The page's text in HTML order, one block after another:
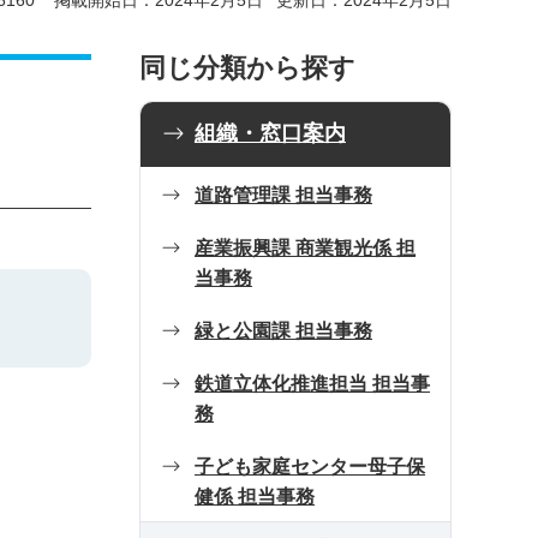
同じ分類から探す
組織・窓口案内
道路管理課 担当事務
産業振興課 商業観光係 担
当事務
緑と公園課 担当事務
鉄道立体化推進担当 担当事
務
子ども家庭センター母子保
健係 担当事務